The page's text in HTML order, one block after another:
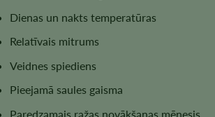
Dienas un nakts temperatūras
Relatīvais mitrums
Veidnes spiediens
Pieejamā saules gaisma
Paredzamais ražas novākšanas mēnesis